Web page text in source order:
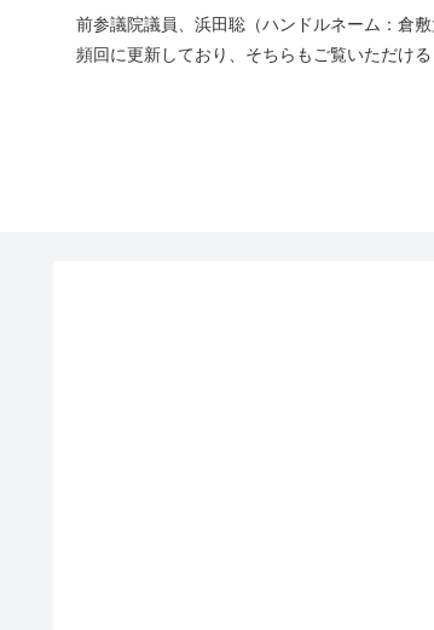
前参議院議員、浜田聡（ハンドルネーム：倉
頻回に更新しており、そちらもご覧いただけ